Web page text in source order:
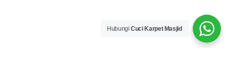
HubungiCuci Karpet Masjid